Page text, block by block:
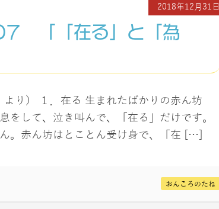
2018年12月31日
7 「「在る」と「為
り） １．在る 生まれたばかりの赤ん坊
をして、泣き叫んで、「在る」だけです。
。赤ん坊はとことん受け身で、「在 […]
おんころのたね